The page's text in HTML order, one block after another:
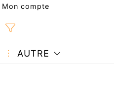
Mon compte
AUTRE